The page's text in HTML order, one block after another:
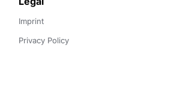
Imprint
Privacy Policy